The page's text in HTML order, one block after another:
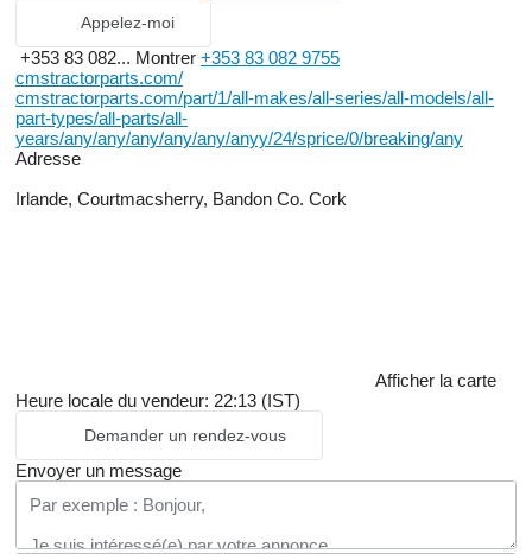
Appelez-moi
+353 83 082... Montrer +353 83 082 9755
cmstractorparts.com/
cmstractorparts.com/part/1/all-makes/all-series/all-models/all-
part-types/all-parts/all-
years/any/any/any/any/any/anyy/24/sprice/0/breaking/any
Adresse
Irlande, Courtmacsherry, Bandon Co. Cork
Afficher la carte
Heure locale du vendeur: 22:13 (IST)
Demander un rendez-vous
Envoyer un message